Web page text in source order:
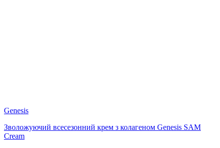
Genesis
Зволожуючий всесезонний крем з колагеном Genesis SAM
Cream